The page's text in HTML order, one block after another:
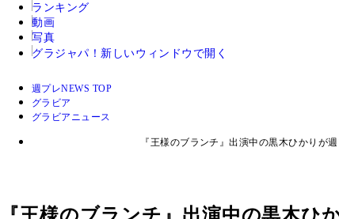
ランキング
動画
写真
グラジャパ！ 新しいウィンドウで開く
週プレNEWS TOP
グラビア
グラビアニュース
『王様のブランチ』出演中の黒木ひかりが
『王様のブランチ』出演中の黒木